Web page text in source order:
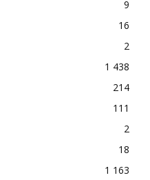
9
16
2
1 438
214
111
2
18
1 163